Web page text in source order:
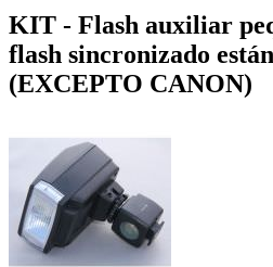
KIT - Flash auxiliar
flash sincronizado
(EXCEPTO CANON)